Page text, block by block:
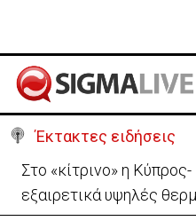
Έκτακτες ειδήσεις
Στο «κίτρινο» η
εξαιρετικά υψηλές